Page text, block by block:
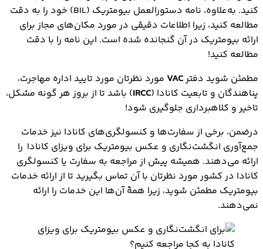
کنید. به‌علاوه، نامه دستورالعمل بیومتریک (BIL) خود را به دقت
مطالعه کنید، زیرا اطلاعات دقیقی در مورد مکان‌های مجاز برای
ارائه بیومتریک در آن گنجانده شده است. این نامه را با دقت
مطالعه کنید!
مطمئن شوید دفترVAC مورد نظرتان مورد تایید اداره مهاجرت،
پناهندگان و تابعیت کانادا (IRCC) باشد تا از بروز هر گونه مشکل،
تاخیر و کلاهبرداری جلوگیری شود!
درضمن، برخی از سفارت‌ها و کنسولگری‌های کانادا نیز خدمات
جمع‌آوری انگشت‌نگاری و عکس بیومتریک برای ویزای کانادا را
ارائه می‌دهند. همیشه پیش از مراجعه به سفارت یا کنسولگری
کانادا در کشور مورد نظرتان با آن تماس بگیرید تا از ارائه خدمات
بیومتریک مطمئن شوید، زیرا همۀ آن‌ها این خدمات را ارائه
نمی‌دهند.